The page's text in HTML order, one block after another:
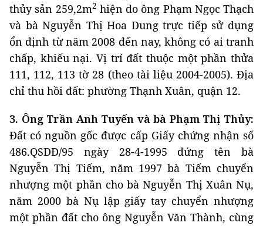
thủy sản 259,2m2 hiện do ông Phạm Ngọc Thạch
và bà Nguyễn Thị Hoa Dung trực tiếp sử dụng
ổn định từ năm 2008 đến nay, không có ai tranh
chấp, khiếu nại. Vị trí đất thuộc một phần thửa
111, 112, 113 tờ 28 (theo tài liệu 2004-2005). Địa
chỉ thu hồi đất: phường Thạnh Xuân, quận 12.
3. Ông Trần Anh Tuyến và bà Phạm Thị Thủy:
Đất có nguồn gốc được cấp Giấy chứng nhận số
486.QSDĐ/95 ngày 28-4-1995 đứng tên bà
Nguyễn Thị Tiếm, năm 1997 bà Tiếm chuyển
nhượng một phần cho bà Nguyễn Thị Xuân Nụ,
năm 2000 bà Nụ lập giấy tay chuyển nhượng
một phần đất cho ông Nguyễn Văn Thành, cùng